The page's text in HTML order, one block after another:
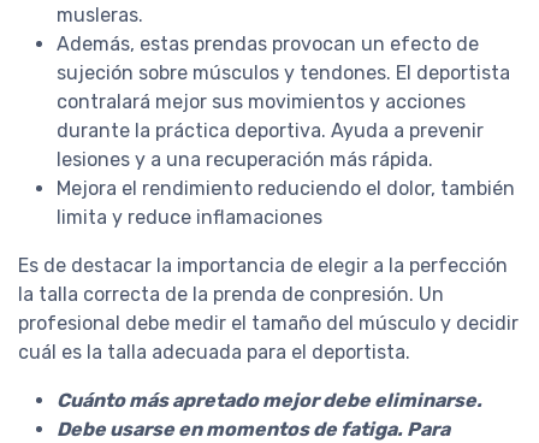
musleras.
Además, estas prendas provocan un efecto de
sujeción sobre músculos y tendones. El deportista
contralará mejor sus movimientos y acciones
durante la práctica deportiva. Ayuda a prevenir
lesiones y a una recuperación más rápida.
Mejora el rendimiento reduciendo el dolor, también
limita y reduce inflamaciones
Es de destacar la importancia de elegir a la perfección
la talla correcta de la prenda de conpresión. Un
profesional debe medir el tamaño del músculo y decidir
cuál es la talla adecuada para el deportista.
Cuánto más apretado mejor debe eliminarse.
Debe usarse en momentos de fatiga. Para